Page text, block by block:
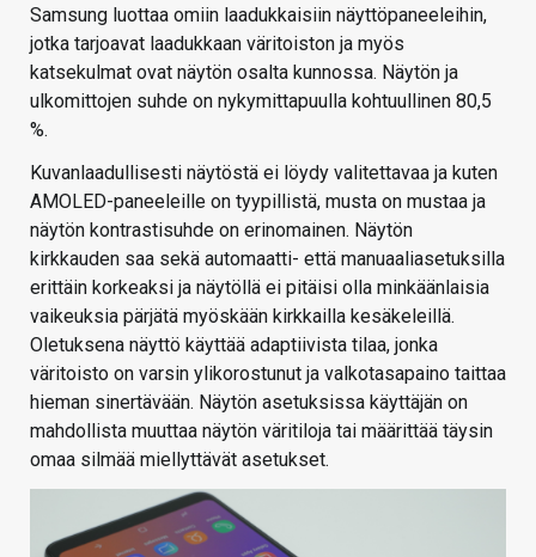
Samsung luottaa omiin laadukkaisiin näyttöpaneeleihin,
jotka tarjoavat laadukkaan väritoiston ja myös
katsekulmat ovat näytön osalta kunnossa. Näytön ja
ulkomittojen suhde on nykymittapuulla kohtuullinen 80,5
%.
Kuvanlaadullisesti näytöstä ei löydy valitettavaa ja kuten
AMOLED-paneeleille on tyypillistä, musta on mustaa ja
näytön kontrastisuhde on erinomainen. Näytön
kirkkauden saa sekä automaatti- että manuaaliasetuksilla
erittäin korkeaksi ja näytöllä ei pitäisi olla minkäänlaisia
vaikeuksia pärjätä myöskään kirkkailla kesäkeleillä.
Oletuksena näyttö käyttää adaptiivista tilaa, jonka
väritoisto on varsin ylikorostunut ja valkotasapaino taittaa
hieman sinertävään. Näytön asetuksissa käyttäjän on
mahdollista muuttaa näytön väritiloja tai määrittää täysin
omaa silmää miellyttävät asetukset.